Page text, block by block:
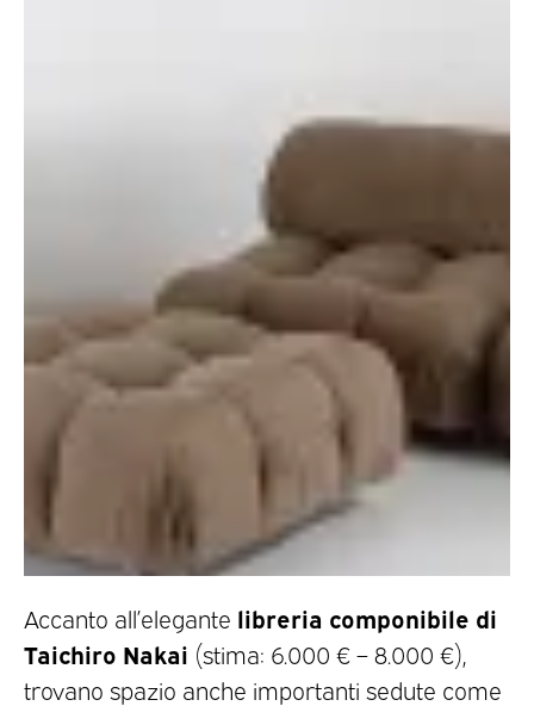
Accanto all’elegante libreria componibile di
Taichiro Nakai (stima: 6.000 € – 8.000 €),
trovano spazio anche importanti sedute come